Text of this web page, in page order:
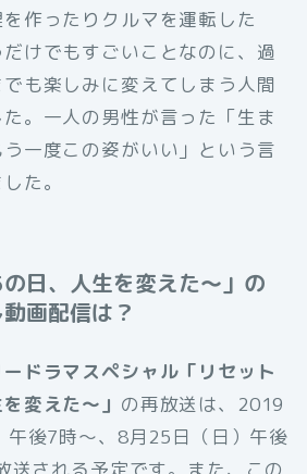
作ったりクルマを運転した
けでもすごいことなのに、過
も楽しみに変えてしまう人間
。一人の男性が言った「生ま
一度この姿がいい」という言
た。
日、人生を変えた～ 」の
画配信は？
ドラマスペシャル「リセット
変えた～」 の再放送は、2019
午後7時～、8月25日（日）午後